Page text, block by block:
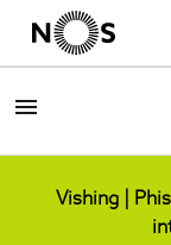
Vishing |